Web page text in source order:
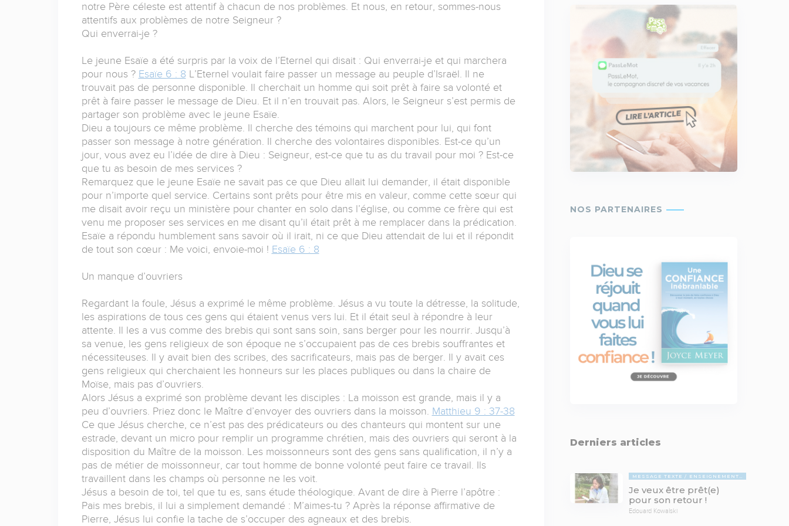
notre Père céleste est attentif à chacun de nos problèmes. Et nous, en retour, sommes-nous
attentifs aux problèmes de notre Seigneur ?
Qui enverrai-je ?
Le jeune Esaïe a été surpris par la voix de l’Eternel qui disait : Qui enverrai-je et qui marchera
pour nous ? Esaïe 6 : 8 L’Eternel voulait faire passer un message au peuple d’Israël. Il ne
trouvait pas de personne disponible. Il cherchait un homme qui soit prêt à faire sa volonté et
prêt à faire passer le message de Dieu. Et il n’en trouvait pas. Alors, le Seigneur s’est permis de
partager son problème avec le jeune Esaïe.
Dieu a toujours ce même problème. Il cherche des témoins qui marchent pour lui, qui font
passer son message à notre génération. Il cherche des volontaires disponibles. Est-ce qu’un
jour, vous avez eu l’idée de dire à Dieu : Seigneur, est-ce que tu as du travail pour moi ? Est-ce
que tu as besoin de mes services ?
Remarquez que le jeune Esaïe ne savait pas ce que Dieu allait lui demander, il était disponible
pour n’importe quel service. Certains sont prêts pour être mis en valeur, comme cette sœur qui
me disait avoir reçu un ministère pour chanter en solo dans l’église, ou comme ce frère qui est
venu me proposer ses services en me disant qu’il était prêt à me remplacer dans la prédication.
Esaïe a répondu humblement sans savoir où il irait, ni ce que Dieu attendait de lui et il répondit
de tout son cœur : Me voici, envoie-moi ! Esaïe 6 : 8
Un manque d’ouvriers
Regardant la foule, Jésus a exprimé le même problème. Jésus a vu toute la détresse, la solitude,
les aspirations de tous ces gens qui étaient venus vers lui. Et il était seul à répondre à leur
attente. Il les a vus comme des brebis qui sont sans soin, sans berger pour les nourrir. Jusqu’à
sa venue, les gens religieux de son époque ne s’occupaient pas de ces brebis souffrantes et
nécessiteuses. Il y avait bien des scribes, des sacrificateurs, mais pas de berger. Il y avait ces
gens religieux qui cherchaient les honneurs sur les places publiques ou dans la chaire de
Moïse, mais pas d’ouvriers.
Alors Jésus a exprimé son problème devant les disciples : La moisson est grande, mais il y a
peu d’ouvriers. Priez donc le Maître d’envoyer des ouvriers dans la moisson. Matthieu 9 : 37-38
Ce que Jésus cherche, ce n’est pas des prédicateurs ou des chanteurs qui montent sur une
estrade, devant un micro pour remplir un programme chrétien, mais des ouvriers qui seront à la
disposition du Maître de la moisson. Les moissonneurs sont des gens sans qualification, il n’y a
pas de métier de moissonneur, car tout homme de bonne volonté peut faire ce travail. Ils
travaillent dans les champs où personne ne les voit.
Jésus a besoin de toi, tel que tu es, sans étude théologique. Avant de dire à Pierre l’apôtre :
Pais mes brebis, il lui a simplement demandé : M’aimes-tu ? Après la réponse affirmative de
Pierre, Jésus lui confie la tache de s’occuper des agneaux et des brebis.
Derniers articles
MESSAGE TEXTE ENSEIGNEMENTS BIBLIQUES
Je veux être prêt(e)
pour son retour !
Edouard Kowalski